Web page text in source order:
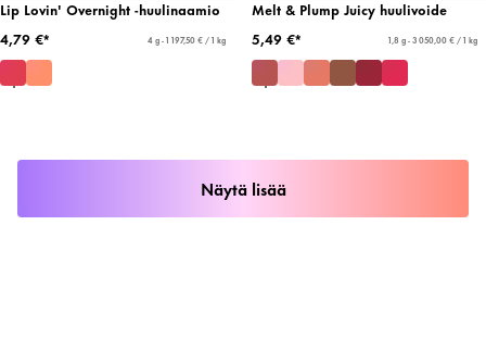
Lip Lovin' Overnight -huulinaamio
4,79 €*
4 g - 1 197,50 € / 1 kg
Melt & Plump Juicy huulivoide
5,49 €*
1,8 g - 3 050,00 € / 1 kg
Näytä lisää